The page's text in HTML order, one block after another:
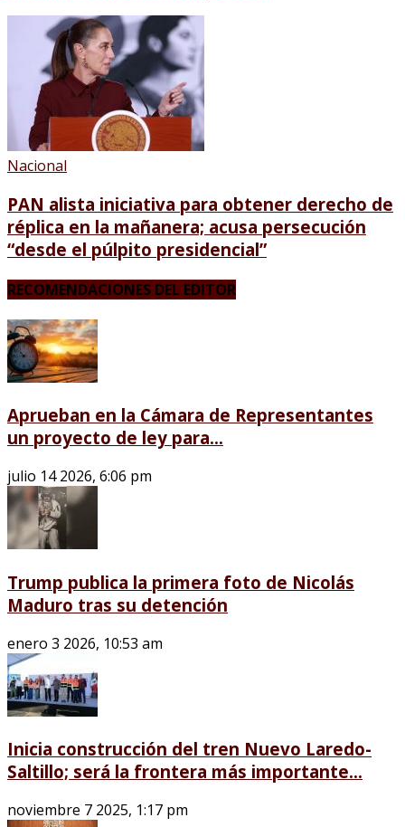
Nacional
PAN alista iniciativa para obtener derecho de
réplica en la mañanera; acusa persecución
“desde el púlpito presidencial”
RECOMENDACIONES DEL EDITOR
Aprueban en la Cámara de Representantes
un proyecto de ley para...
julio 14 2026, 6:06 pm
Trump publica la primera foto de Nicolás
Maduro tras su detención
enero 3 2026, 10:53 am
Inicia construcción del tren Nuevo Laredo-
Saltillo; será la frontera más importante...
noviembre 7 2025, 1:17 pm